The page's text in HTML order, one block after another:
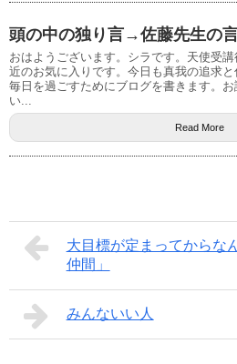
頭の中の独り言→佐藤先生の
おはようございます。シラです。天使受
近のお気に入りです。今日も真我の追求
毎日を過ごすためにブログを書きます。
い...
Read More
大目標が定まってからな
仲間」
みんないい人